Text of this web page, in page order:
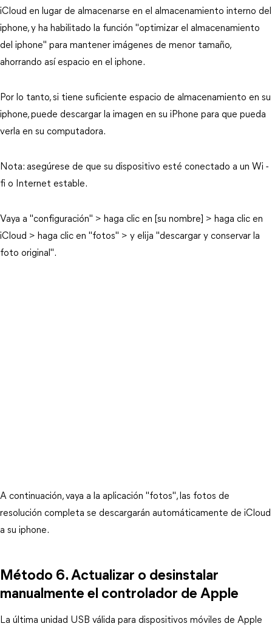
iCloud en lugar de almacenarse en el almacenamiento interno del
iphone, y ha habilitado la función "optimizar el almacenamiento
del iphone" para mantener imágenes de menor tamaño,
ahorrando así espacio en el iphone.
Por lo tanto, si tiene suficiente espacio de almacenamiento en su
iphone, puede descargar la imagen en su iPhone para que pueda
verla en su computadora.
Nota: asegúrese de que su dispositivo esté conectado a un Wi -
fi o Internet estable.
Vaya a "configuración" > haga clic en [su nombre] > haga clic en
iCloud > haga clic en "fotos" > y elija "descargar y conservar la
foto original".
A continuación, vaya a la aplicación "fotos", las fotos de
resolución completa se descargarán automáticamente de iCloud
a su iphone.
Método 6. Actualizar o desinstalar
manualmente el controlador de Apple
La última unidad USB válida para dispositivos móviles de Apple